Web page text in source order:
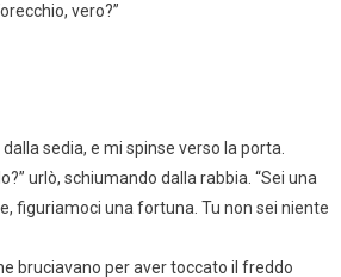
vero?”
sedia, e mi spinse verso la porta.
urlò, schiumando dalla rabbia. “Sei una
figuriamoci una fortuna. Tu non sei niente
bruciavano per aver toccato il freddo